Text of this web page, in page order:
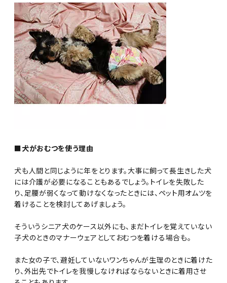
■犬がおむつを使う理由
犬も人間と同じように年をとります。大事に飼って長生きした犬
には介護が必要になることもあるでしょう。トイレを失敗した
り、足腰が弱くなって動けなくなったときには、ペット用オムツを
着けることを検討してあげましょう。
そういうシニア犬のケース以外にも、まだトイレを覚えていない
子犬のときのマナーウェアとしておむつを着ける場合も。
また女の子で、避妊していないワンちゃんが生理のときに着けた
り、外出先でトイレを我慢しなければならないときに着用させ